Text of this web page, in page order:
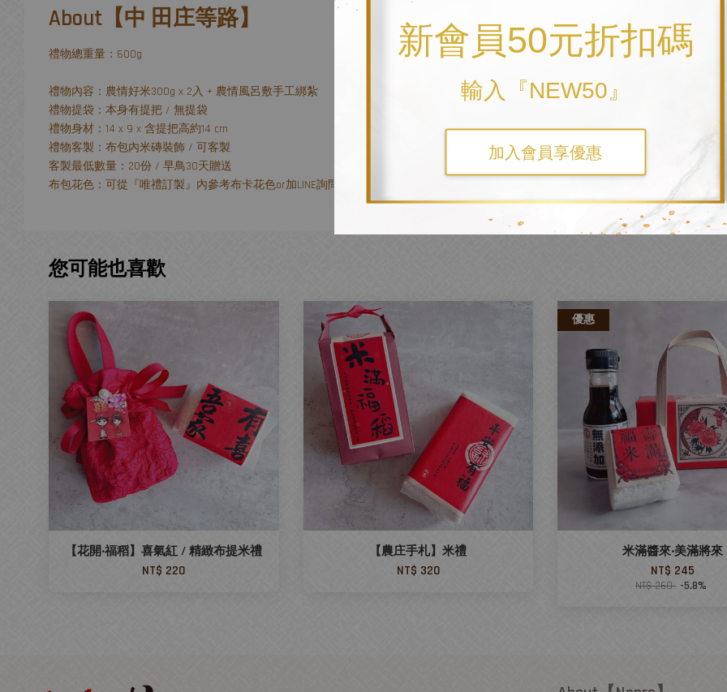
新會員50元折扣碼
輸入『NEW50』
加入會員享優惠
About【中 田庄等路】
禮物總重量：600g
禮物內容：農情好米300g x 2入 + 農情風呂敷手工綁紮
禮物提袋：本身有提把 / 無提袋
禮物身材：14 x 9 x 含提把高約14 cm
禮物客製：布包內米磚裝飾 / 可客製
客製最低數量：20份 / 早鳥30天贈送
布包花色：可從『唯禮訂製』內參考布卡花色or加LINE詢問小禮匠唷！
您可能也喜歡
【花開‧福稻】喜氣紅 / 精緻布提米禮
NT$ 220
【農庄手札】米禮
NT$ 320
優惠
米滿醬來‧美滿將來
NT$ 245
NT$ 260 -5.8%